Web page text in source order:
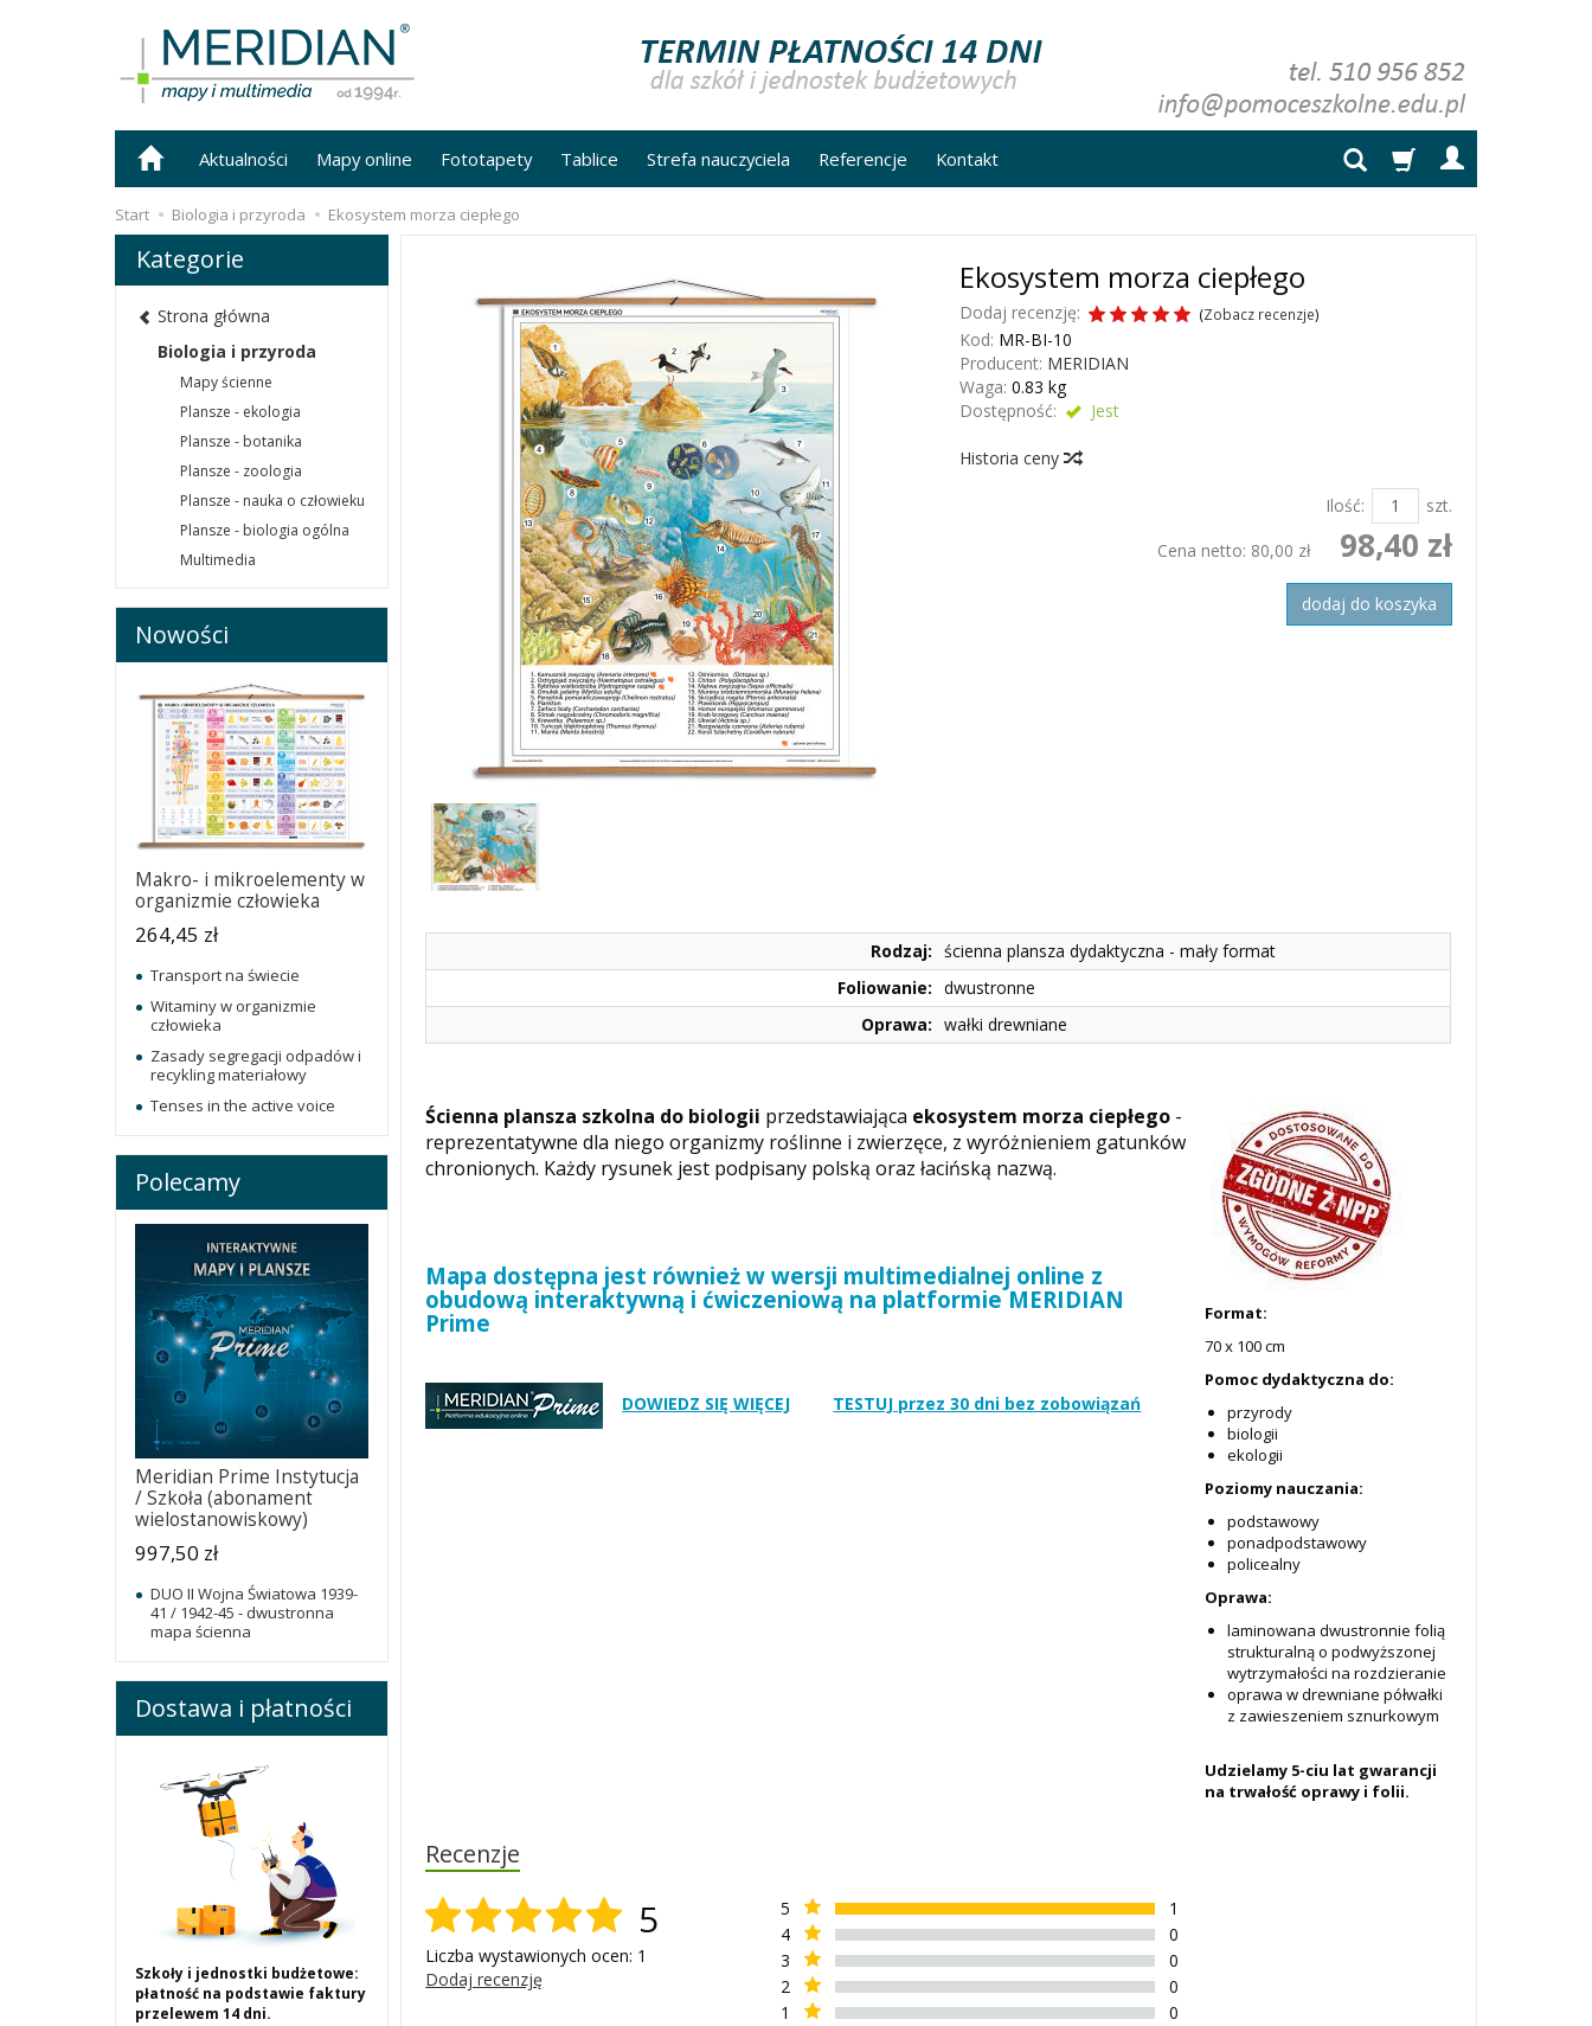
Aktualności Mapy online Fototapety Tablice Strefa nauczyciela Referencje Kontakt
Start Biologia i przyroda Ekosystem morza ciepłego
Ekosystem morza ciepłego
Dodaj recenzję: (Zobacz recenzje)
Kod: MR-BI-10
Producent: MERIDIAN
Waga: 0.83 kg
Dostępność:
Jest
Historia ceny
Ilość:
szt.
Cena netto: 80,00 zł 98,40 zł
dodaj do koszyka
Rodzaj: ścienna plansza dydaktyczna - mały format
Foliowanie: dwustronne
Oprawa: wałki drewniane
Ścienna plansza szkolna do biologii przedstawiająca ekosystem morza ciepłego -
reprezentatywne dla niego organizmy roślinne i zwierzęce, z wyróżnieniem gatunków
chronionych. Każdy rysunek jest podpisany polską oraz łacińską nazwą.
Mapa dostępna jest również w wersji multimedialnej online z
obudową interaktywną i ćwiczeniową na platformie MERIDIAN
Prime
DOWIEDZ SIĘ WIĘCEJ TESTUJ przez 30 dni bez zobowiązań
Format:
70 x 100 cm
Pomoc dydaktyczna do:
przyrody
biologii
ekologii
Poziomy nauczania:
podstawowy
ponadpodstawowy
policealny
Oprawa:
laminowana dwustronnie folią
strukturalną o podwyższonej
wytrzymałości na rozdzieranie
oprawa w drewniane półwałki
z zawieszeniem sznurkowym
Udzielamy 5-ciu lat gwarancji
na trwałość oprawy i folii.
Recenzje
5
Liczba wystawionych ocen: 1
Dodaj recenzję
5
1
4
0
3
0
2
0
1
0
Kategorie
Strona główna
Biologia i przyroda
Mapy ścienne
Plansze - ekologia
Plansze - botanika
Plansze - zoologia
Plansze - nauka o człowieku
Plansze - biologia ogólna
Multimedia
Nowości
Makro- i mikroelementy w
organizmie człowieka
264,45 zł
Transport na świecie
Witaminy w organizmie
człowieka
Zasady segregacji odpadów i
recykling materiałowy
Tenses in the active voice
Polecamy
Meridian Prime Instytucja
/ Szkoła (abonament
wielostanowiskowy)
997,50 zł
DUO II Wojna Światowa 1939-
41 / 1942-45 - dwustronna
mapa ścienna
Dostawa i płatności
Szkoły i jednostki budżetowe:
płatność na podstawie faktury
przelewem 14 dni.